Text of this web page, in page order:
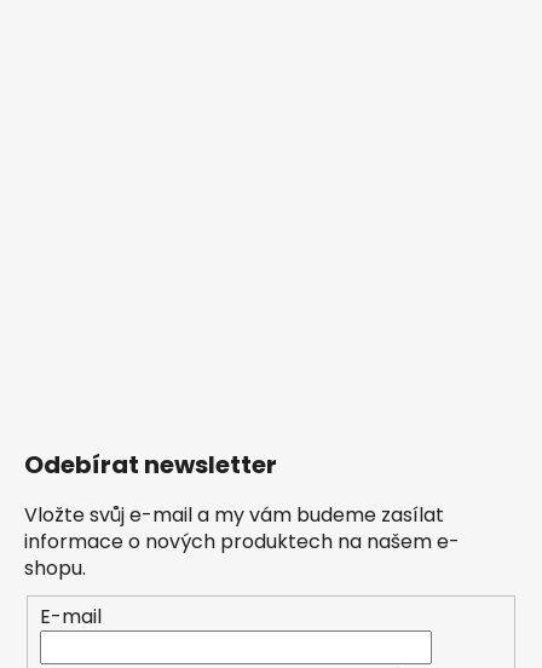
Odebírat newsletter
Vložte svůj e-mail a my vám budeme zasílat
informace o nových produktech na našem e-
shopu.
E-mail